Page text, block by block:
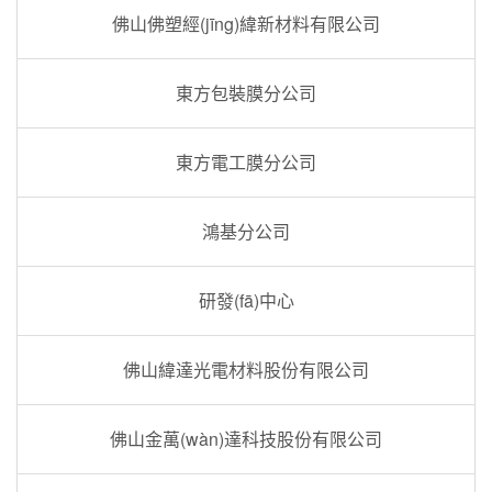
佛山佛塑經(jīng)緯新材料有限公司
東方包裝膜分公司
東方電工膜分公司
鴻基分公司
研發(fā)中心
佛山緯達光電材料股份有限公司
佛山金萬(wàn)達科技股份有限公司